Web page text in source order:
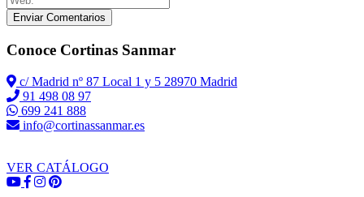
Enviar Comentarios
Conoce Cortinas Sanmar
c/ Madrid nº 87 Local 1 y 5 28970 Madrid
91 498 08 97
699 241 888
info@cortinassanmar.es
VER CATÁLOGO